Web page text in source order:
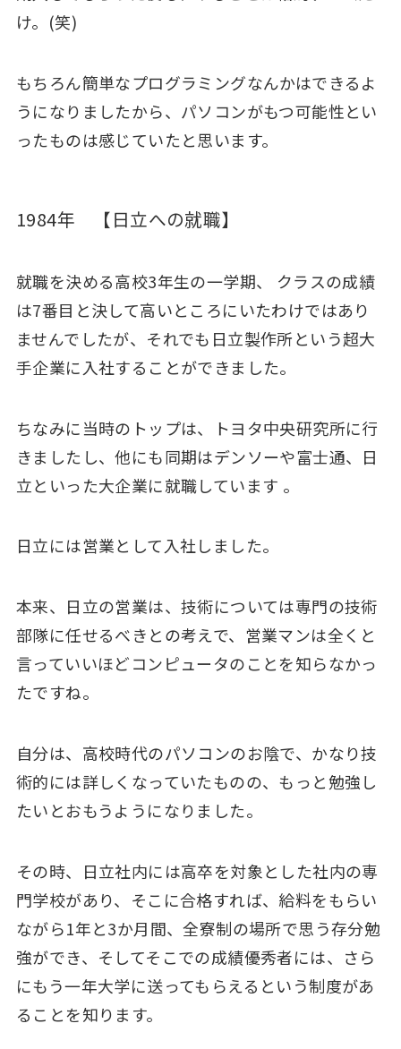
け。(笑)
もちろん簡単なプログラミングなんかはできるよ
うになりましたから、パソコンがもつ可能性とい
ったものは感じていたと思います。
1984年 【日立への就職】
就職を決める高校3年生の一学期、 クラスの成績
は7番目と決して高いところにいたわけではあり
ませんでしたが、それでも日立製作所という超大
手企業に入社することができました。
ちなみに当時のトップは、トヨタ中央研究所に行
きましたし、他にも同期はデンソーや富士通、日
立といった大企業に就職しています 。
日立には営業として入社しました。
本来、日立の営業は、技術については専門の技術
部隊に任せるべきとの考えで、営業マンは全くと
言っていいほどコンピュータのことを知らなかっ
たですね。
自分は、高校時代のパソコンのお陰で、かなり技
術的には詳しくなっていたものの、もっと勉強し
たいとおもうようになりました。
その時、
日立社内には高卒を対象とした社内の専
門学校があり、そこに合格すれば、給料をもらい
ながら1年と3か月間、全寮制の場所で思う存分勉
強ができ、そしてそこでの成績優秀者には、さら
にもう一年大学に送ってもらえるという制度があ
ることを知ります。